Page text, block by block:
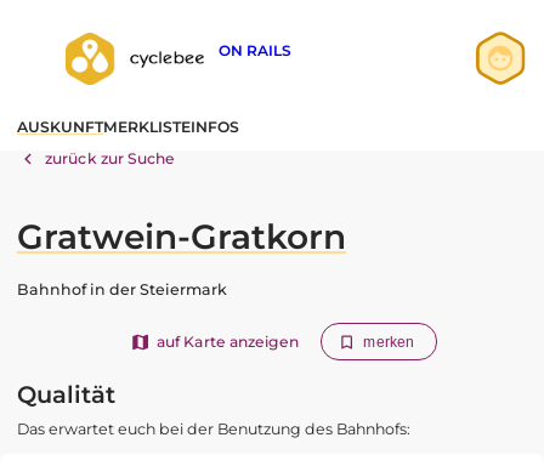
ON RAILS
AUSKUNFTMERKLISTEINFOS
zurück zur Suche
Gratwein-Gratkorn
Bahnhof in der Steiermark
auf Karte anzeigen merken
Qualität
Das erwartet euch bei der Benutzung des Bahnhofs: